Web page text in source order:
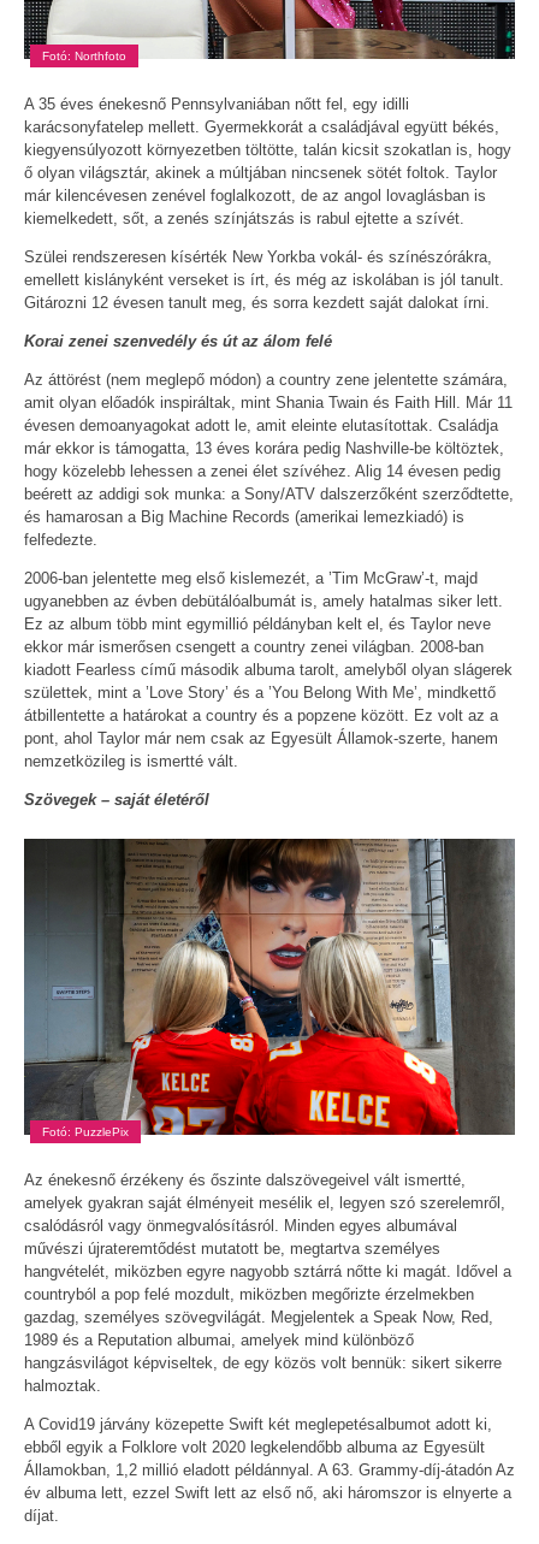
Fotó: Northfoto
A 35 éves énekesnő Pennsylvaniában nőtt fel, egy idilli
karácsonyfatelep mellett. Gyermekkorát a családjával együtt békés,
kiegyensúlyozott környezetben töltötte, talán kicsit szokatlan is, hogy
ő olyan világsztár, akinek a múltjában nincsenek sötét foltok. Taylor
már kilencévesen zenével foglalkozott, de az angol lovaglásban is
kiemelkedett, sőt, a zenés színjátszás is rabul ejtette a szívét.
Szülei rendszeresen kísérték New Yorkba vokál- és színészórákra,
emellett kislányként verseket is írt, és még az iskolában is jól tanult.
Gitározni 12 évesen tanult meg, és sorra kezdett saját dalokat írni.
Korai zenei szenvedély és út az álom felé
Az áttörést (nem meglepő módon) a country zene jelentette számára,
amit olyan előadók inspiráltak, mint Shania Twain és Faith Hill. Már 11
évesen demoanyagokat adott le, amit eleinte elutasítottak. Családja
már ekkor is támogatta, 13 éves korára pedig Nashville-be költöztek,
hogy közelebb lehessen a zenei élet szívéhez. Alig 14 évesen pedig
beérett az addigi sok munka: a Sony/ATV dalszerzőként szerződtette,
és hamarosan a Big Machine Records (amerikai lemezkiadó) is
felfedezte.
2006-ban jelentette meg első kislemezét, a ’Tim McGraw’-t, majd
ugyanebben az évben debütálóalbumát is, amely hatalmas siker lett.
Ez az album több mint egymillió példányban kelt el, és Taylor neve
ekkor már ismerősen csengett a country zenei világban. 2008-ban
kiadott Fearless című második albuma tarolt, amelyből olyan slágerek
születtek, mint a ’Love Story’ és a ’You Belong With Me’, mindkettő
átbillentette a határokat a country és a popzene között. Ez volt az a
pont, ahol Taylor már nem csak az Egyesült Államok-szerte, hanem
nemzetközileg is ismertté vált.
Szövegek – saját életéről
Fotó: PuzzlePix
Az énekesnő érzékeny és őszinte dalszövegeivel vált ismertté,
amelyek gyakran saját élményeit mesélik el, legyen szó szerelemről,
csalódásról vagy önmegvalósításról. Minden egyes albumával
művészi újrateremtődést mutatott be, megtartva személyes
hangvételét, miközben egyre nagyobb sztárrá nőtte ki magát. Idővel a
countryból a pop felé mozdult, miközben megőrizte érzelmekben
gazdag, személyes szövegvilágát. Megjelentek a Speak Now, Red,
1989 és a Reputation albumai, amelyek mind különböző
hangzásvilágot képviseltek, de egy közös volt bennük: sikert sikerre
halmoztak.
A Covid19 járvány közepette Swift két meglepetésalbumot adott ki,
ebből egyik a Folklore volt 2020 legkelendőbb albuma az Egyesült
Államokban, 1,2 millió eladott példánnyal. A 63. Grammy-díj-átadón Az
év albuma lett, ezzel Swift lett az első nő, aki háromszor is elnyerte a
díjat.